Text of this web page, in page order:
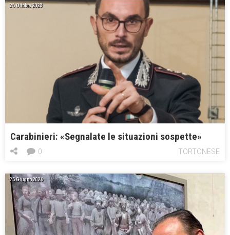
26 Ottobre 2023
Carabinieri: «Segnalate le situazioni sospette»
TORTONESE
0
25 Giugno 2026